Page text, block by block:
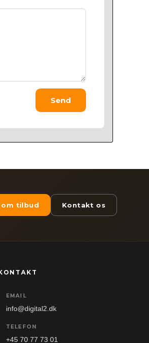
Send
om tilbud Kontakt os
EMAIL
info@digital2.dk
TELEFON
+45 70 77 73 01